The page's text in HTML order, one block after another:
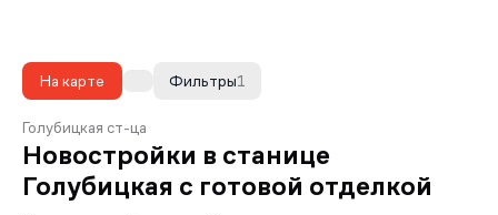
На карте 1
Фильтры
Голубицкая ст-ца
Новостройки в станице
Голубицкая с готовой отделкой